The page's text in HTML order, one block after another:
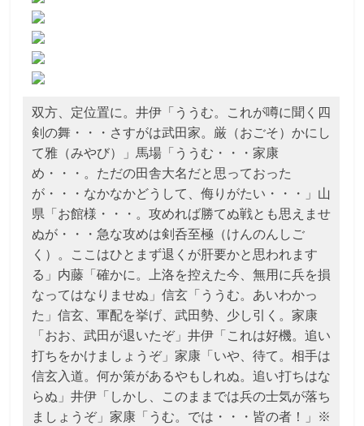
双方、定位置に。井伊「ううむ。これが噂に聞く四
剣の舞・・・さすがは武田家。厳（おごそ）かにし
て雅（みやび）」馬場「ううむ・・・家康
め・・・。ただの田舎大名だと思っておった
が・・・なかなかどうして、侮りがたい・・・」山
県「お館様・・・。攻めれば勝てぬ戦とも思えませ
ぬが・・・急な攻めは剣呑至極（けんのんしご
く）。ここはひとまず退くが肝要かと思われます
る」内藤「確かに。上洛を控えた今、無用に兵を損
なってはなりませぬ」信玄「ううむ。あいわかっ
た」信玄、軍配を挙げ、武田勢、少し引く。家康
「おお、武田が退いたぞ」井伊「これは好機。追い
打ちをかけましょうぞ」家康「いや、待て。相手は
信玄入道。何か策があるやもしれぬ。追い打ちはな
らぬ」井伊「しかし、このままでは兵の士気が落ち
ましょうぞ」家康「うむ。では・・・皆の者！」※